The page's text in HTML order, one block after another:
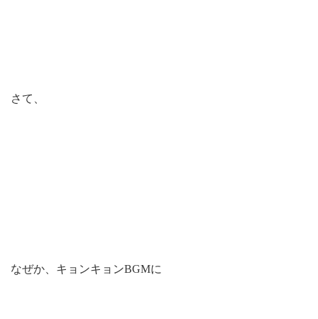
さて、
なぜか、キョンキョンBGMに